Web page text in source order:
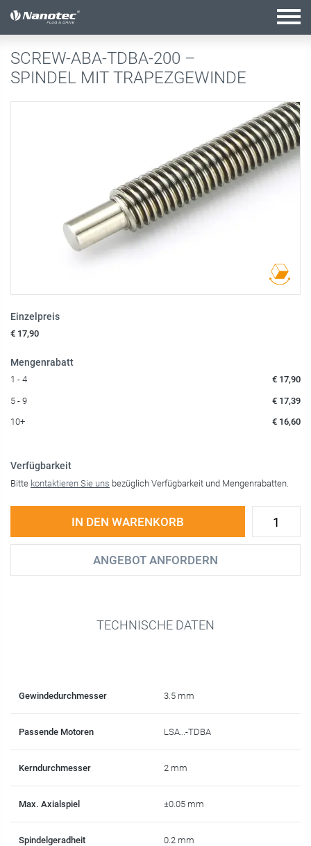
Aktive Kombination
SCREW-ABA-TDBA-200 –
SPINDEL MIT TRAPEZGEWINDE
Einzelpreis
€ 17,90
Mengenrabatt
1 - 4 € 17,90
5 - 9 € 17,39
10+ € 16,60
Verfügbarkeit
Bitte kontaktieren Sie uns bezüglich Verfügbarkeit und Mengenrabatten.
IN DEN WARENKORB
ANGEBOT ANFORDERN
TECHNISCHE DATEN
Gewindedurchmesser 3.5 mm
Passende Motoren LSA…-TDBA
Kerndurchmesser 2 mm
Max. Axialspiel ±0.05 mm
Spindelgeradheit 0.2 mm